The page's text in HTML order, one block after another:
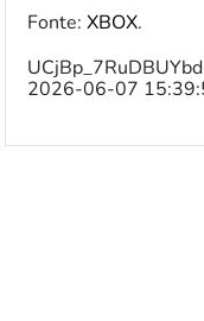
Fonte: XBOX.
2026-06-07